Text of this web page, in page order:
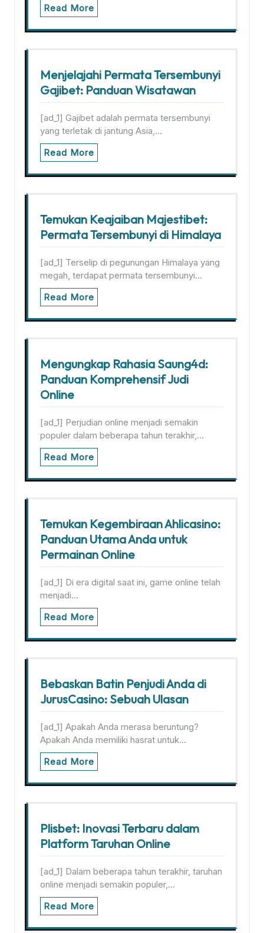
Read More
Menjelajahi Permata Tersembunyi
Gajibet: Panduan Wisatawan
[ad_1] Gajibet adalah permata tersembunyi
yang terletak di jantung Asia,…
Read More
Temukan Keajaiban Majestibet:
Permata Tersembunyi di Himalaya
[ad_1] Terselip di pegunungan Himalaya yang
megah, terdapat permata tersembunyi…
Read More
Mengungkap Rahasia Saung4d:
Panduan Komprehensif Judi
Online
[ad_1] Perjudian online menjadi semakin
populer dalam beberapa tahun terakhir,…
Read More
Temukan Kegembiraan Ahlicasino:
Panduan Utama Anda untuk
Permainan Online
[ad_1] Di era digital saat ini, game online telah
menjadi…
Read More
Bebaskan Batin Penjudi Anda di
JurusCasino: Sebuah Ulasan
[ad_1] Apakah Anda merasa beruntung?
Apakah Anda memiliki hasrat untuk…
Read More
Plisbet: Inovasi Terbaru dalam
Platform Taruhan Online
[ad_1] Dalam beberapa tahun terakhir, taruhan
online menjadi semakin populer,…
Read More